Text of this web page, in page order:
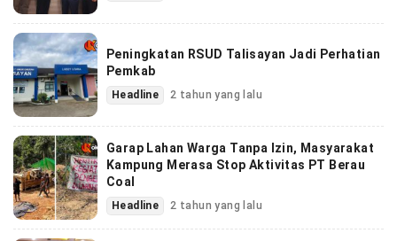
Peningkatan RSUD Talisayan Jadi Perhatian
Pemkab
Headline 2 tahun yang lalu
Garap Lahan Warga Tanpa Izin, Masyarakat
Kampung Merasa Stop Aktivitas PT Berau
Coal
Headline 2 tahun yang lalu